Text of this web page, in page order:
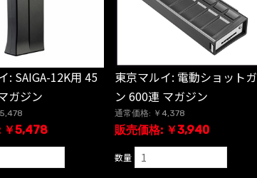
: SAIGA-12K用 45
ガジン
￥5,478
東京マルイ: 電動ショットガ
ン 600連 マガジン
通常価格: ￥4,378
販売価格: ￥3,940
数量